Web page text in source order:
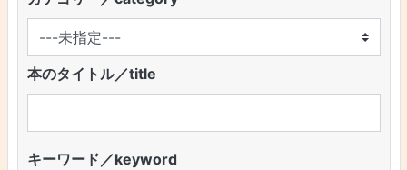
本のタイトル／title
キーワード／keyword